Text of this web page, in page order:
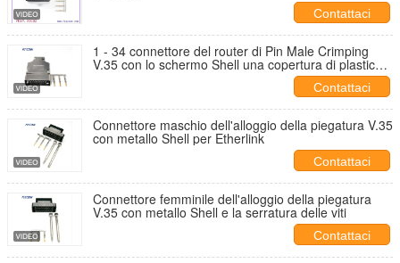
Contattaci
1 - 34 connettore del router di Pin Male Crimping
V.35 con lo schermo Shell una copertura di plastica
Contattaci
Connettore maschio dell'alloggio della piegatura V.35
con metallo Shell per Etherlink
Contattaci
Connettore femminile dell'alloggio della piegatura
V.35 con metallo Shell e la serratura delle viti
Contattaci